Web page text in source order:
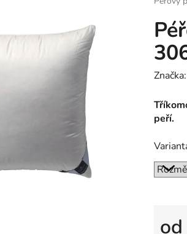
Značka:
peří.
od